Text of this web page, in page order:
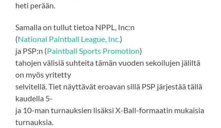
heti perään.
Samalla on tullut tietoa NPPL, Inc:n
(National Paintball League, Inc.)
ja PSP:n (Paintball Sports Promotion)
tahojen välisiä suhteita tämän vuoden sekoilujen jäliltä
on myös yritetty
selvitellä. Tiet näyttävät eroavan sillä PSP järjestää tällä
kaudella 5-
ja 10-man turnauksien lisäksi X-Ball-formaatin mukaisia
turnauksia.